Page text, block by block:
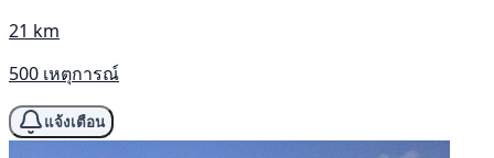
21 km
500 เหตุการณ์
แจ้งเตือน